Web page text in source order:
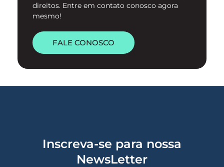
direitos. Entre em contato conosco agora
mesmo!
FALE CONOSCO
Inscreva-se para nossa
NewsLetter